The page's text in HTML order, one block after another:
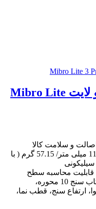
ساعت هوشمند میبرو لایت Mibro Lite
و سلامت کالا
ابعاد/ وزن : 44.7×44.7×11.9 میلی متر/ 57.15 گرم ( با
قابلیت محاسبه سطح
اکسیژن خون (SpO2)، شتاب‌ سنج 10 محوره،
ارتفاع سنج، قطب نما،